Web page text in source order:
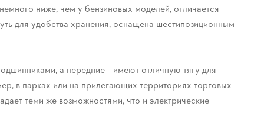
ниже, чем у бензиновых моделей, отличается
для удобства хранения, оснащена шестипозиционным
а передние – имеют отличную тягу для
в парках или на прилегающих территориях торговых
теми же возможностями, что и электрические